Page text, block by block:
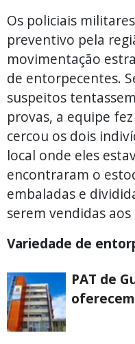
Os policiais
preventivo pela
movimentação
de entorpecentes.
suspeitos
provas, a equipe
cercou os dois
local onde eles
encontraram o
embaladas e
serem vendidas
Variedade de
PAT de